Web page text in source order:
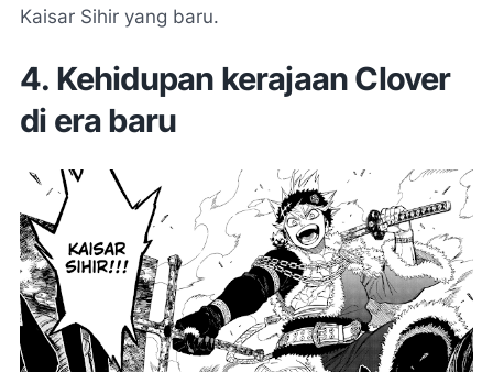
Kaisar Sihir yang baru.
4. Kehidupan kerajaan Clover
di era baru